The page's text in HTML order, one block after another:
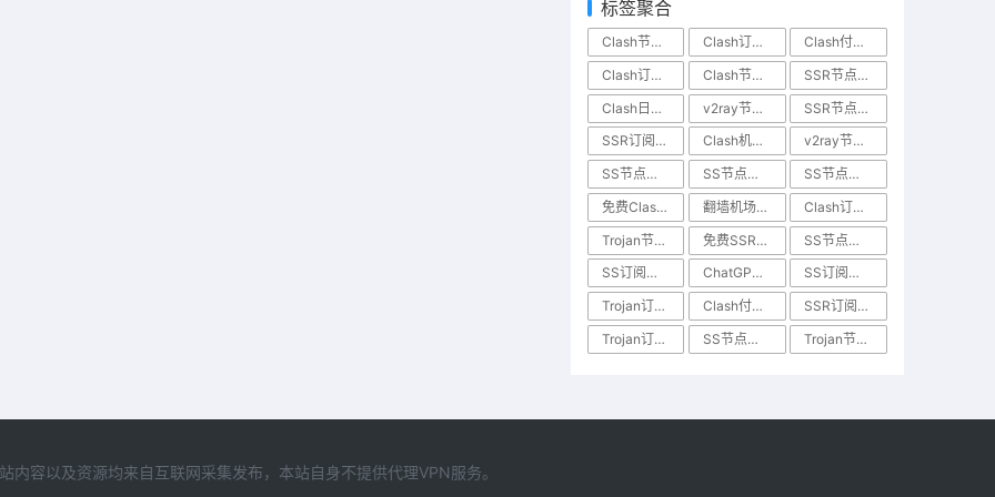
标签聚合
Clash节点购买 Clash订阅购买
Clash付费节点
Clash订阅分享
Clash节点分享
SSR节点购买
Clash日本节点
v2ray节点分享
SSR节点分享
SSR订阅分享
Clash机场推荐
v2ray节点购买
SS节点链接
SS节点分享
SS节点购买
免费Clash节点
翻墙机场推荐
Clash订阅链接
Trojan节点分享
免费SSR节点
SS节点机场
SS订阅购买
ChatGPT节点分享
SS订阅分享
Trojan订阅购买
Clash付费机场
SSR订阅购买
Trojan订阅分享
SS节点订阅 Trojan节点购买
内容以及资源均来自互联网采集发布，本站自身不提供代理VPN服务。